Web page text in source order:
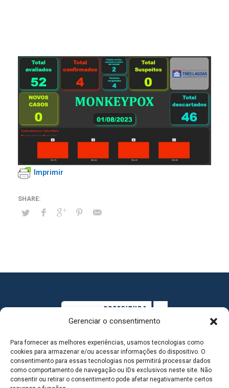
Gerenciar o consentimento
Para fornecer as melhores experiências, usamos tecnologias como
cookies para armazenar e/ou acessar informações do dispositivo. O
consentimento para essas tecnologias nos permitirá processar dados
como comportamento de navegação ou IDs exclusivos neste site. Não
consentir ou retirar o consentimento pode afetar negativamente certos
Imprimir
MAPA DO SITE